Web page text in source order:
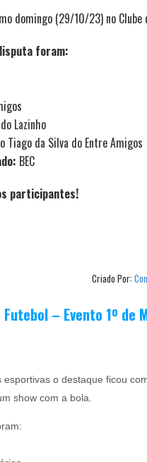
domingo (29/10/23) no
foram:
Lazinho
Tiago da Silva do Entre Amigos
BEC
participantes!
Criado Por:
– Evento 1º de
esportivas o destaque ficou
show com a bola.